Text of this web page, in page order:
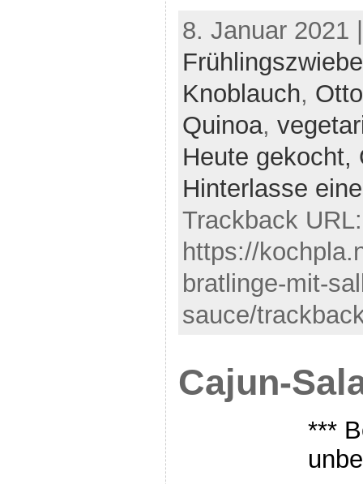
8. Januar 2021
Knoblauch,
Quinoa,
Heute gekocht,
Hinterlasse
Trackback URL:
https://
bratlinge-mit-
sauce/
Cajun-
***